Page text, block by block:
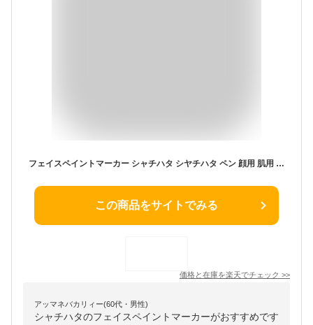
フェイスペイントマーカー シャチハタ シヤチハタ ペン 顔用 肌用 イベント マタニティアート 子供 こども 筆 水性顔料インキ ギフト プレゼント[x]
この商品をサイトでみる
価格と在庫を楽天でチェック >>
アッマネバカリィー(60代・男性)
シャチハタのフェイスペイントマーカーがおすすめです